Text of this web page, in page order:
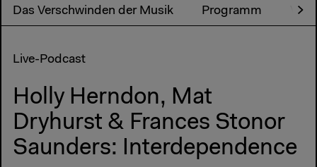
Das Verschwinden der Musik Programm
Live-Podcast
Holly Herndon, Mat
Dryhurst & Frances Stonor
Saunders: Interdependence